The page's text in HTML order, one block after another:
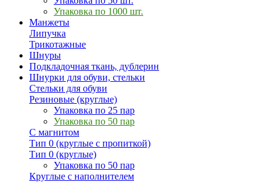
Упаковка по 1000 шт.
Манжеты
Липучка
Трикотажные
Шнуры
Подкладочная ткань, дублерин
Шнурки для обуви, стельки
Стельки для обуви
Резиновые (круглые)
Упаковка по 25 пар
Упаковка по 50 пар
С магнитом
Тип 0 (круглые с пропиткой)
Тип 0 (круглые)
Упаковка по 50 пар
Круглые с наполнителем